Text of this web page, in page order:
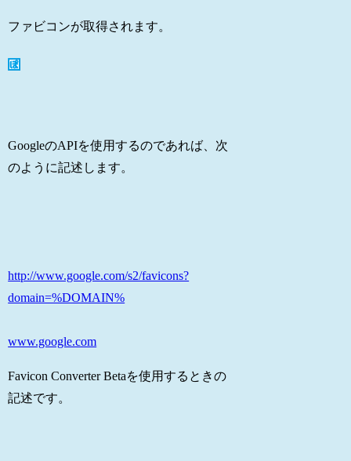
ファビコンが取得されます。
GoogleのAPIを使用するのであれば、次
のように記述します。
http://www.google.com/s2/favicons?
domain=%DOMAIN%
www.google.com
Favicon Converter Betaを使用するときの
記述です。